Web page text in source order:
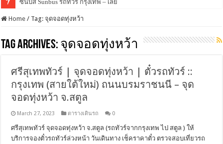
ซันบัส Sunbus รถทัวร์ กรุงเทพ – เลย
Home / Tag:จุดจอดทุ่งหว้า
Tag Archives: จุดจอดทุ่งหว้า
ศรีสุเทพทัวร์ | จุดจอดทุ่งหว้า | ตั๋วรถทัวร์ ::
กรุงเทพ (สายใต้ใหม่) ถนนบรมราชนนี – จุด
จอดทุ่งหว้า จ.สตูล
March 27, 2023 ตารางเดินรถ 0
ศรีสุเทพทัวร์ จุดจอดทุ่งหว้า จ.สตูล (รถทัวร์จากกรุงเทพ ไป สตูล ) ให้
บริการจองตั๋วรถทัวร์ล่วงหน้า วันเดินทาง เช็คราคาตั๋ว ตรวจสอบเที่ยวรถ